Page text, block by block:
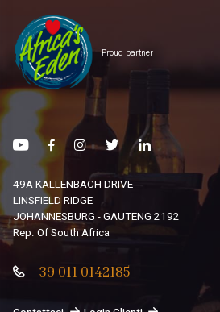
Proud partner
49A KALLENBACH DRIVE
LINSFIELD RIDGE
JOHANNESBURG - GAUTENG 2192
Rep. Of South Africa
+39 011 0142185